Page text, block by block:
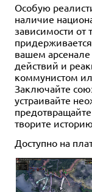
Особую
наличие
зависимости от
вашем
действий и
коммунистом
Заключайте
устраивайте
творите
Доступно на